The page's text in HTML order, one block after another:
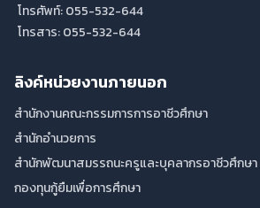
โทรศัพท์: 055-532-644
โทรสาร: 055-532-644
ลิงค์หน่วยงานภายนอก
สำนักงานคณะกรรมการการอาชีวศึกษา
สำนักอำนวยการ
สำนักพัฒนาสมรรถนะครูและบุคลากรอาชีวศึกษา
กองทุนกู้ยืมเพื่อการศึกษา